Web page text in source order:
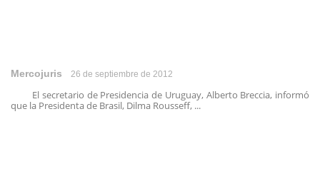
Mercojuris 26 de septiembre de 2012
El secretario de Presidencia de Uruguay, Alberto Breccia, informó
que la Presidenta de Brasil, Dilma Rousseff, ...